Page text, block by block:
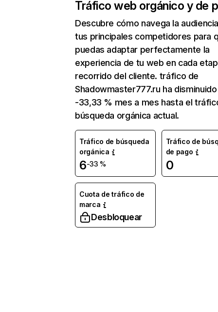
Tráfico web orgánico y de
Descubre cómo navega la
tus principales competidores para
puedas adaptar perfectamente la
experiencia de tu web en cada
recorrido del cliente. tráfico de
Shadowmaster777.ru ha
-33,33 % mes a mes hasta el
búsqueda orgánica actual.
Tráfico de búsqueda
orgánica
6-33 %
Tráfico de
de pago
0
Cuota de tráfico de
marca
Desbloquear